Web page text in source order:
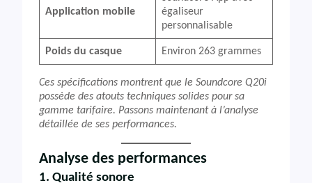
Application mobile
égaliseur
personnalisable
Poids du casque Environ 263 grammes
Ces spécifications montrent que le Soundcore Q20i
possède des atouts techniques solides pour sa
gamme tarifaire. Passons maintenant à l’analyse
détaillée de ses performances.
Analyse des performances
1. Qualité sonore